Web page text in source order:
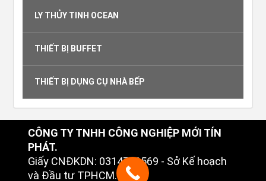
LY THỦY TINH OCEAN
THIẾT BỊ BUFFET
THIẾT BỊ DỤNG CỤ NHÀ BẾP
CÔNG TY TNHH CÔNG NGHIỆP MỚI TÍN
PHÁT.
Giấy CNĐKDN: 0314749569 - Sở Kế hoạch
và Đầu tư TPHCM.